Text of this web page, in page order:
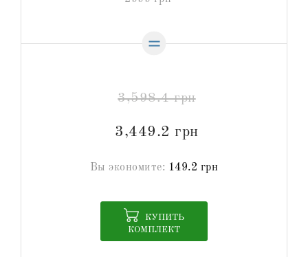
3,598.4 грн
3,449.2 грн
Вы экономите: 149.2 грн
КОМПЛЕКТ